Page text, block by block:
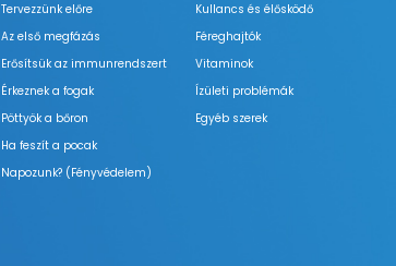
Tervezzünk előre
Az első megfázás
Erősítsük az immunrendszert
Érkeznek a fogak
Pöttyök a bőron
Ha feszít a pocak
Napozunk? (Fényvédelem)
Kullancs és élősködő
Féreghajtók
Vitaminok
Ízületi problémák
Egyéb szerek